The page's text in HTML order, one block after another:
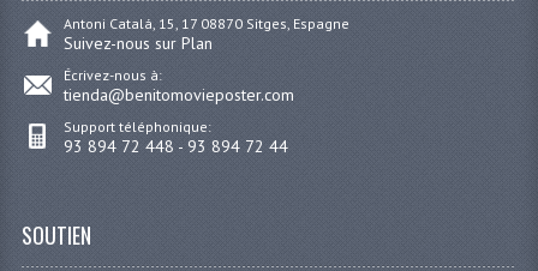
Antoni Catalá, 15, 17 08870 Sitges, Espagne
Suivez-nous sur Plan
Écrivez-nous à:
tienda@benitomovieposter.com
Support téléphonique:
93 894 72 448 - 93 894 72 44
SOUTIEN